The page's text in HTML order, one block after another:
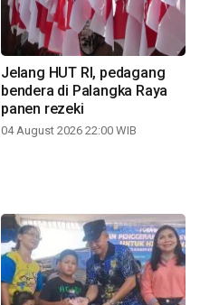
Jelang HUT RI, pedagang
bendera di Palangka Raya
panen rezeki
04 August 2026 22:00 WIB